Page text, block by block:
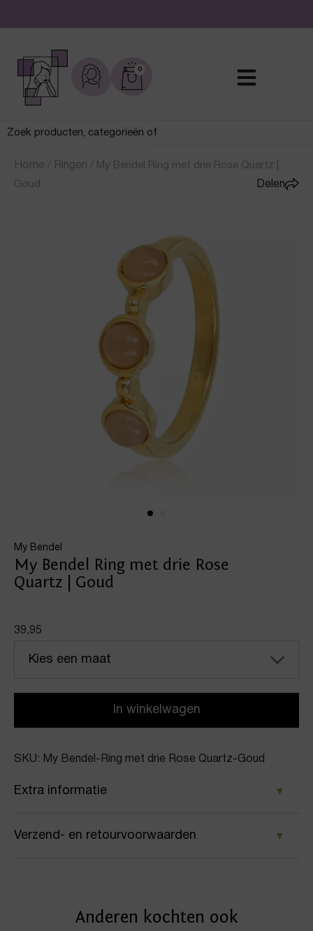
De leukste sieraden online en in de winkel
0
Home / Ringen / My Bendel Ring met drie Rose Quartz |
Goud
My Bendel
My Bendel Ring met drie Rose
Quartz | Goud
Delen
39,95
Kies een maat
In winkelwagen
SKU: My Bendel-Ring met drie Rose Quartz-Goud
Extra informatie
Kleur
Verzend- en retourvoorwaarden
afleveradres. Voor geplaatste bestellingen geldt bij
Anderen kochten ook